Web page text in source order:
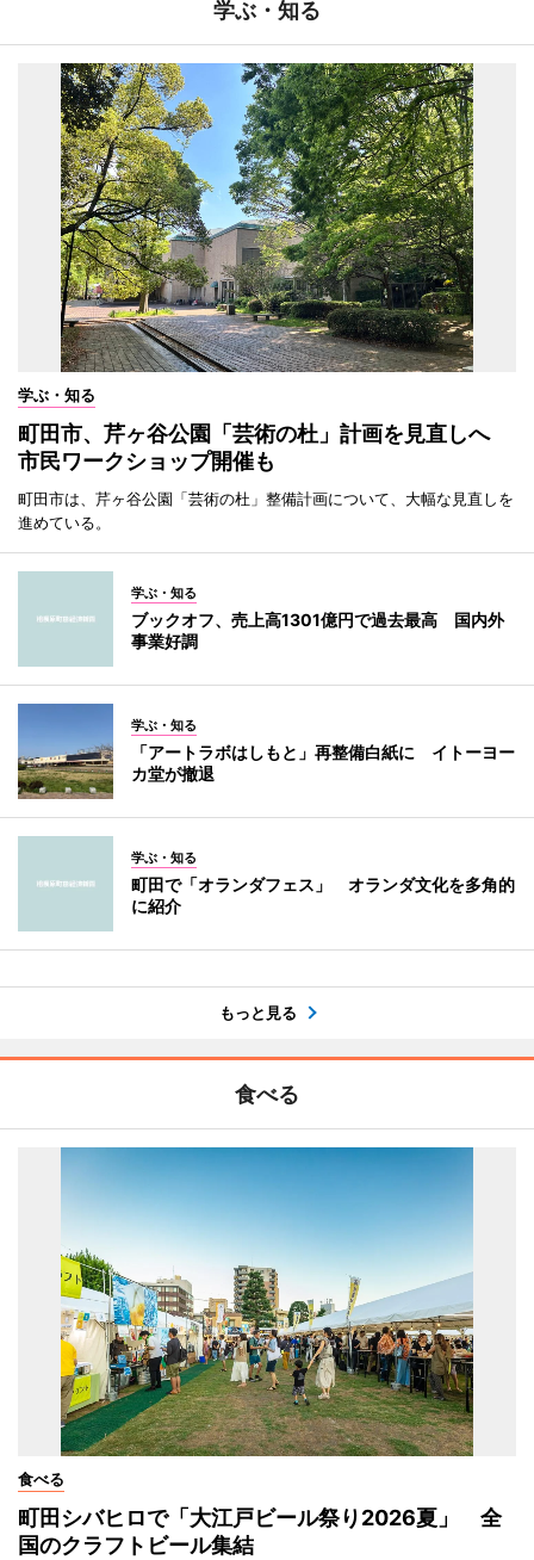
学ぶ・知る
学ぶ・知る
町田市、芹ヶ谷公園「芸術の杜」計画を見直しへ
市民ワークショップ開催も
町田市は、芹ヶ谷公園「芸術の杜」整備計画について、大幅な見直しを
進めている。
学ぶ・知る
ブックオフ、売上高1301億円で過去最高 国内外
事業好調
学ぶ・知る
「アートラボはしもと」再整備白紙に イトーヨー
カ堂が撤退
学ぶ・知る
町田で「オランダフェス」 オランダ文化を多角的
に紹介
もっと見る
食べる
食べる
町田シバヒロで「大江戸ビール祭り2026夏」 全
国のクラフトビール集結